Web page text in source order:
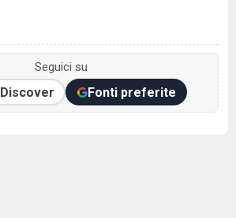
Seguici su
Discover Fonti preferite